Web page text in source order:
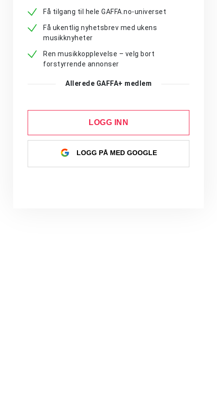
Få tilgang til hele GAFFA.no-universet
Få ukentlig nyhetsbrev med ukens
musikknyheter
Ren musikkopplevelse – velg bort
forstyrrende annonser
Allerede GAFFA+ medlem
LOGG INN
LOGG PÅ MED GOOGLE